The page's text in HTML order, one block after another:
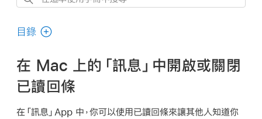
本
用
手
冊
目錄
在 Mac 上的「訊息」中開啟或關閉
已讀回條
在「訊息」App 中，你可以使用已讀回條來讓其他人知道你